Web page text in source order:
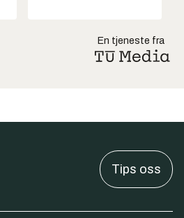
En tjeneste fra
Tips oss